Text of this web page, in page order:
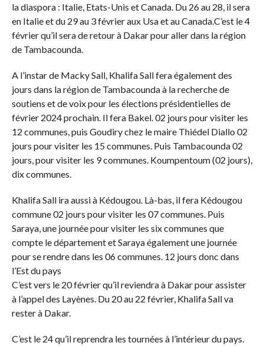
la diaspora : Italie, Etats-Unis et Canada. Du 26 au 28, il sera
en Italie et du 29 au 3 février aux Usa et au Canada.C’est le 4
février qu’il sera de retour à Dakar pour aller dans la région
de Tambacounda.
A l’instar de Macky Sall, Khalifa Sall fera également des
jours dans la région de Tambacounda à la recherche de
soutiens et de voix pour les élections présidentielles de
février 2024 prochain. Il fera Bakel. 02 jours pour visiter les
12 communes, puis Goudiry chez le maire Thiédel Diallo 02
jours pour visiter les 15 communes. Puis Tambacounda 02
jours, pour visiter les 9 communes. Koumpentoum (02 jours),
dix communes.
Khalifa Sall ira aussi à Kédougou. Là-bas, il fera Kédougou
commune 02 jours pour visiter les 07 communes. Puis
Saraya, une journée pour visiter les six communes que
compte le département et Saraya également une journée
pour se rendre dans les 06 communes. 12 jours donc dans
l’Est du pays
C’est vers le 20 février qu’il reviendra à Dakar pour assister
à l’appel des Layènes. Du 20 au 22 février, Khalifa Sall va
rester à Dakar.
C’est le 24 qu’il reprendra les tournées à l’intérieur du pays.